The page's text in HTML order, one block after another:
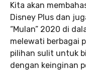
Kita akan
Disney Plus dan
“Mulan” 2020 di
melewati berbagai
pilihan sulit untuk
dengan keinginan